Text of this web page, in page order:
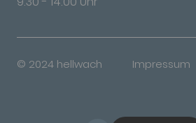
© 2024 hellwach Impressum